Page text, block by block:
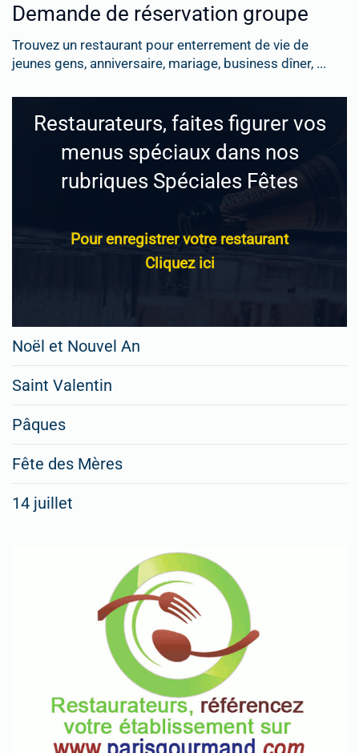
Demande de réservation groupe
Trouvez un restaurant pour enterrement de vie de
jeunes gens, anniversaire, mariage, business dîner, ...
Restaurateurs, faites figurer vos
menus spéciaux dans nos
rubriques Spéciales Fêtes
Pour enregistrer votre restaurant
Cliquez ici
Noël et Nouvel An
Saint Valentin
Pâques
Fête des Mères
14 juillet